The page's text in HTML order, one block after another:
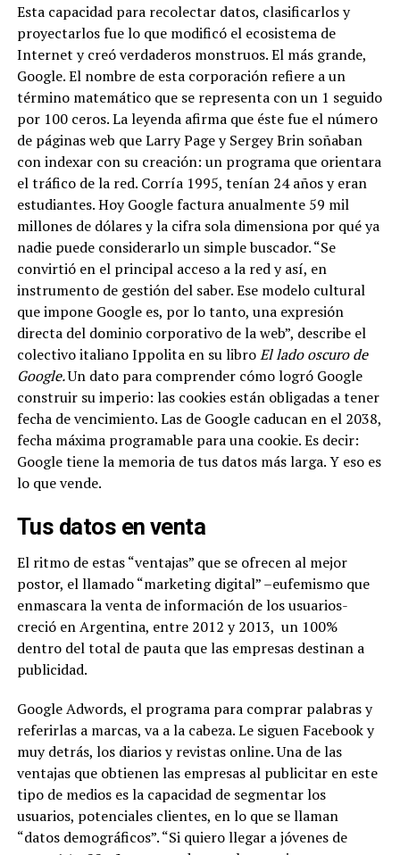
Esta capacidad para recolectar datos, clasificarlos y
proyectarlos fue lo que modificó el ecosistema de
Internet y creó verdaderos monstruos. El más grande,
Google. El nombre de esta corporación refiere a un
término matemático que se representa con un 1 seguido
por 100 ceros. La leyenda afirma que éste fue el número
de páginas web que Larry Page y Sergey Brin soñaban
con indexar con su creación: un programa que orientara
el tráfico de la red. Corría 1995, tenían 24 años y eran
estudiantes. HoyGoogle factura anualmente 59 mil
millones de dólares y la cifra sola dimensiona por qué ya
nadie puede considerarlo un simple buscador.“Se
convirtió en el principal acceso a la red y así, en
instrumento de gestión del saber. Ese modelo cultural
que impone Google es, por lo tanto, una expresión
directa del dominio corporativo de la web”, describe el
colectivo italiano Ippolita en su libroEl lado oscuro de
Google.Un dato para comprender cómo logró Google
construir su imperio: las cookies están obligadas a tener
fecha de vencimiento. Las de Google caducan en el 2038,
fecha máxima programable para una cookie. Es decir:
Google tiene la memoria de tus datos más larga. Y eso es
lo que vende.
Tus datos en venta
El ritmo de estas “ventajas” que se ofrecen al mejor
postor, el llamado “marketing digital” –eufemismo que
enmascara la venta de información de los usuarios-
creció en Argentina, entre 2012 y 2013, un 100%
dentro del total de pauta que las empresas destinan a
publicidad.
Google Adwords, el programa para comprar palabras y
referirlas a marcas, va a la cabeza. Le siguen Facebook y
muy detrás, los diarios y revistas online. Una de las
ventajas que obtienen las empresas al publicitar en este
tipo de medios es la capacidad de segmentar los
usuarios, potenciales clientes, en lo que se llaman
“datos demográficos”. “Si quiero llegar a jóvenes de